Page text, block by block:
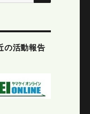
の活動報告